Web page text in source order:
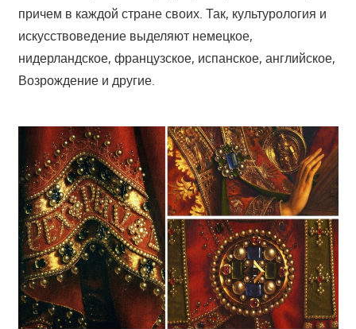
причем в каждой стране своих. Так, культурология и
искусствоведение выделяют немецкое,
нидерландское, французское, испанское, английское,
Возрождение и другие.